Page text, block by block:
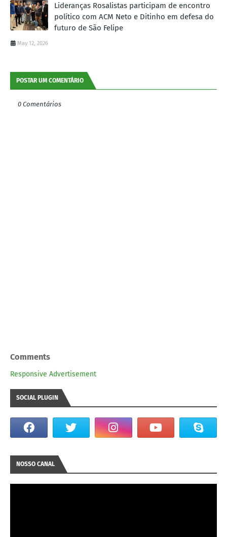
Lideranças Rosalistas participam de encontro
político com ACM Neto e Ditinho em defesa do
futuro de São Felipe
May 12, 2026
POSTAR UM COMENTÁRIO
0 Comentários
Comments
Responsive Advertisement
SOCIAL PLUGIN
NOSSO CANAL